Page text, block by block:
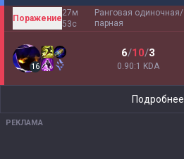
Ранговая одиночная/
парная
Поражение
27м
53с
16
6/10/3
0.90:1 KDA
Подробнее
РЕКЛАМА